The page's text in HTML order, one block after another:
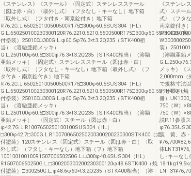
《ステンレス》《スチール》〈固定式〉ステンレススチール
（図は赤・白）〈取外し式〉（フタなし・キーなし）地下箱
〈取外し式〉（フタ付き・南京錠付き）地下箱
R76.2G.L.650250100500500R175□300φ60.5SUS304（HL）
G.L.650250100230300120R76.2210.5210.5500500R175□300φ60.5STK400（焼
付塗装）250100□300G.L.φ60.5φ76.3×t3.2Q235（STK400相
当）（溶融亜鉛メッキ）
G.L.250100φ60.5□300φ76.3×t3.2Q235（STK400相当）（溶融
亜鉛メッキ）〈固定式〉ステンレススチール（図は赤・白）
〈取外し式〉（フタなし・キーなし）地下箱〈取外し式〉（フ
タ付き・南京錠付き）地下箱
R76.2G.L.650250100500500R175□300φ60.5SUS304（HL）
G.L.650250100230300120R76.2210.5210.5500500R175□300φ60.5STK400（焼
付塗装）250100□300G.L.φ60.5φ76.3×t3.2Q235（STK400相
当）（溶融亜鉛メッキ）
G.L.250100φ60.5□300φ76.3×t3.2Q235（STK400相当）（溶融
亜鉛メッキ） 〈固定式〉スチール（図は赤・白）
φ42.7G.L.R1007650250100100SUS304（HL）
□300φ42.7□300G.L.R100700650250200300200230300STK400（焼
付塗装）120ステンレス〈固定式〉スチール（図は赤・白）〈取
外し式〉（フタし・キーなし）地下箱（フ）地下箱
100100100100R150700650250G.L.□300φ48.6SUS304（HL）
R150700650250G.L.□300200300200230300120φ48.6STK400（焼
付塗装）□300250G.L.φ48.6φ60×t3.2Q235（STK400相当）（溶
《ステンレ
式〉スチー
式〉（フタ
南京錠付き
装）
（溶融亜鉛
メッキ）《
2,000mm（
で規格寸法
わせ下さい
冊）
750（W）
750（W）
説P.11参照
装 黄、赤
体
し･キーな